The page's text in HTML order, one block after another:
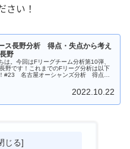
さい！
長野分析 得点・失点から考え
野
は。今回はFリーグチーム分析第10弾、
野です！これまでのFリーグ分析は以下
#23 名古屋オーシャンズ分析 得点・
2022.10.22